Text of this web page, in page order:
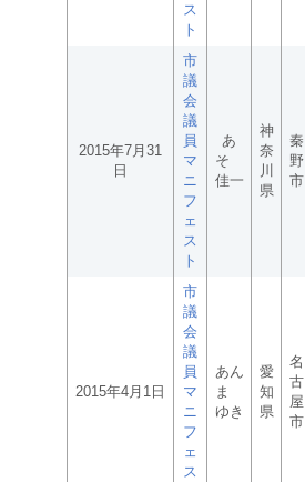
ス
ト
2015年7月31
日
市
議
会
議
員
マ
ニ
フ
ェ
ス
ト
あ
そ
佳一
神
奈
川
県
秦
野
市
2015年4月1日
市
議
会
議
員
マ
ニ
フ
ェ
ス
あん
ま
ゆき
愛
知
県
名
古
屋
市